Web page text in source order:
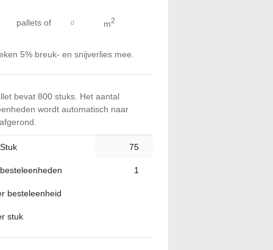
pallets of m2
5% breuk- en snijverlies mee.
bevat 800 stuks. Het aantal
wordt automatisch naar
besteleenheid
stuk